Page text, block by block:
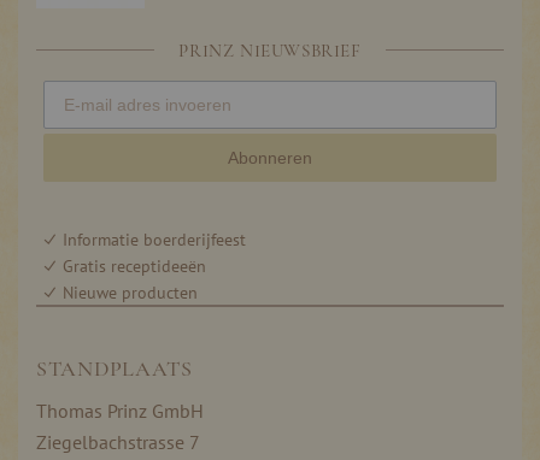
PRINZ NIEUWSBRIEF
Abonneren
Informatie boerderijfeest
Gratis receptideeën
Nieuwe producten
STANDPLAATS
Thomas Prinz GmbH
Ziegelbachstrasse 7